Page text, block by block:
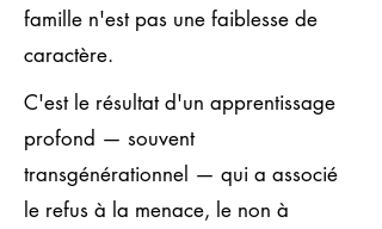
famille n'est pas une faiblesse de
caractère.
C'est le résultat d'un apprentissage
profond — souvent
transgénérationnel — qui a associé
le refus à la menace, le non à